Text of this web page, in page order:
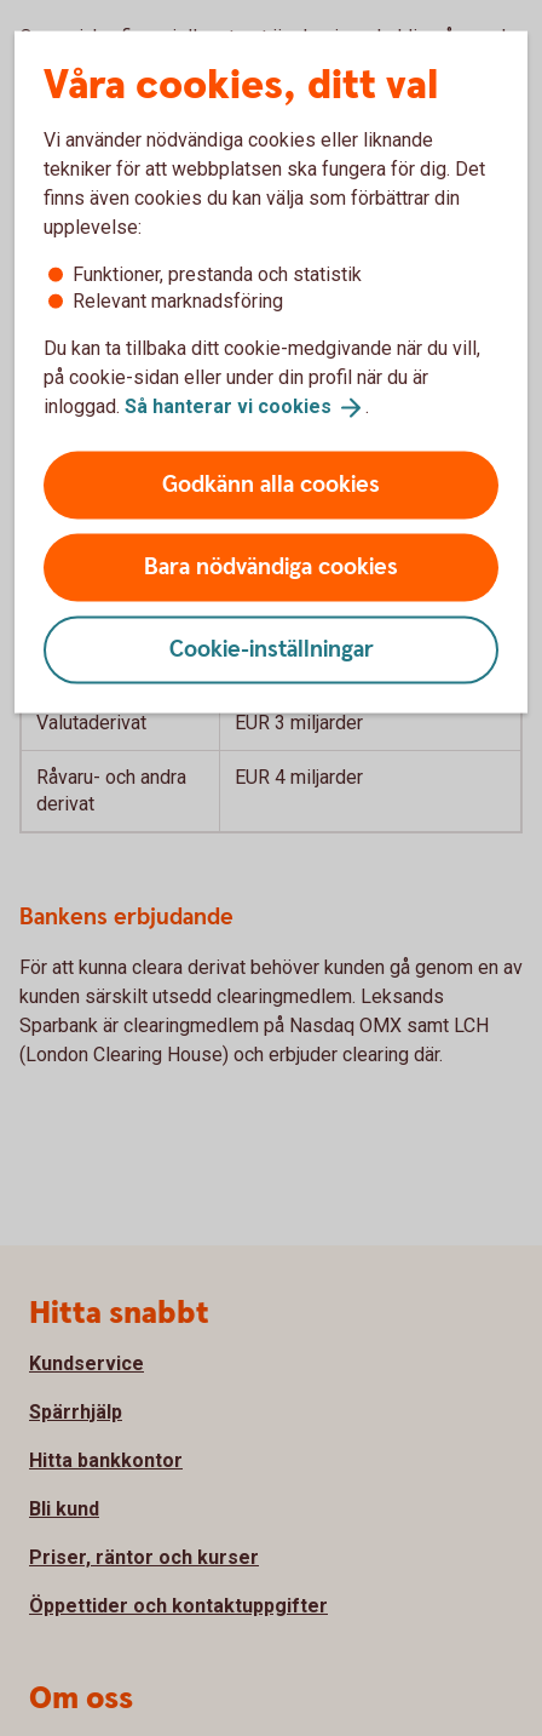
Om en icke-finansiell motpart är clearing-skyldig på grund
av något av ovanstående skäl kommer också övriga hårdare
EMIR-krav att gälla fullt ut, bland annat krav på ställande av
transaktionsrapportering
. Utför ni däremot
beräkningarna enligt reglerna och inte överskrider nämnda
tröskelbelopp behöver ni varken cleara eller följa övriga
riskbegränsande
Gränser för clearingtröskeln (i nominella
belopp):
Klass av OTC-
derivat
Tröskelvärde
Kreditderivat EUR 1 miljard
Aktiederivat EUR 1 miljard
Räntederivat EUR 3 miljarder
Valutaderivat EUR 3 miljarder
Råvaru- och andra
derivat
EUR 4 miljarder
Bankens erbjudande
För att kunna cleara derivat behöver kunden gå genom en av
kunden särskilt utsedd clearingmedlem. Leksands
Sparbank är clearingmedlem på Nasdaq OMX samt LCH
(London Clearing House) och erbjuder clearing där.
Våra cookies, ditt val
Vi använder nödvändiga cookies eller liknande
tekniker för att webbplatsen ska fungera för dig. Det
finns även cookies du kan välja som förbättrar din
upplevelse:
Funktioner, prestanda och statistik
Relevant marknadsföring
Du kan ta tillbaka ditt cookie-medgivande när du vill,
på cookie-sidan eller under din profil när du är
inloggad. Så hanterar vi cookies .
Godkänn alla cookies
Bara nödvändiga cookies
Cookie-inställningar
Sidfot
Hitta snabbt
Kundservice
Spärrhjälp
Hitta bankkontor
Bli kund
Priser, räntor och kurser
Öppettider och kontaktuppgifter
Om oss